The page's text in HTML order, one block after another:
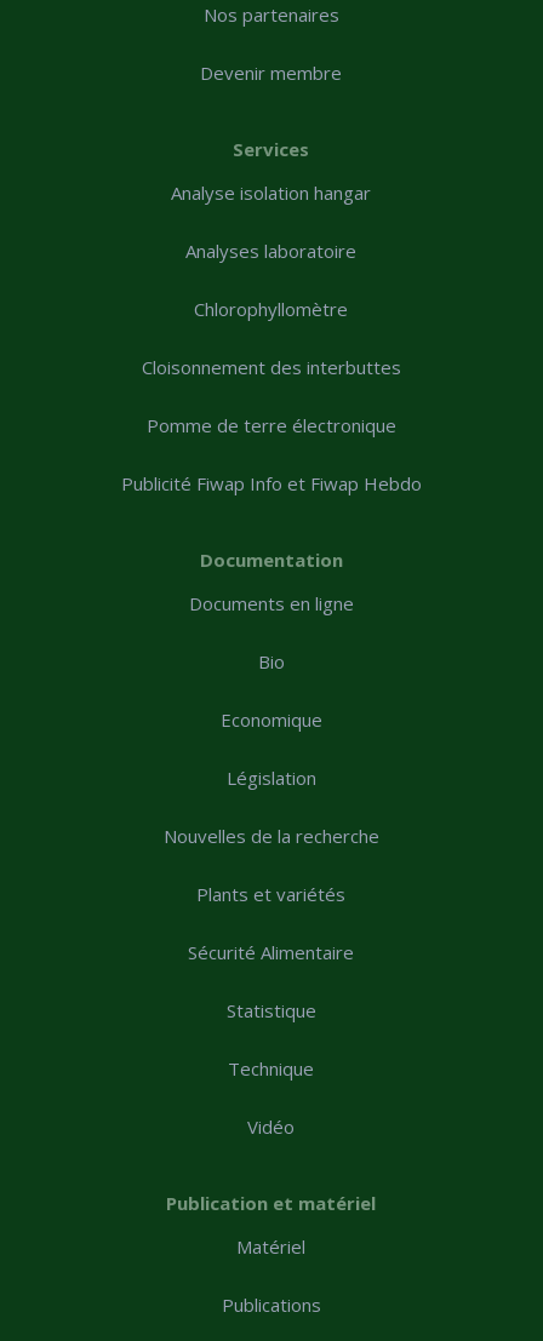
Nos partenaires
Devenir membre
Services
Analyse isolation hangar
Analyses laboratoire
Chlorophyllomètre
Cloisonnement des interbuttes
Pomme de terre électronique
Publicité Fiwap Info et Fiwap Hebdo
Documentation
Documents en ligne
Bio
Economique
Législation
Nouvelles de la recherche
Plants et variétés
Sécurité Alimentaire
Statistique
Technique
Vidéo
Publication et matériel
Matériel
Publications